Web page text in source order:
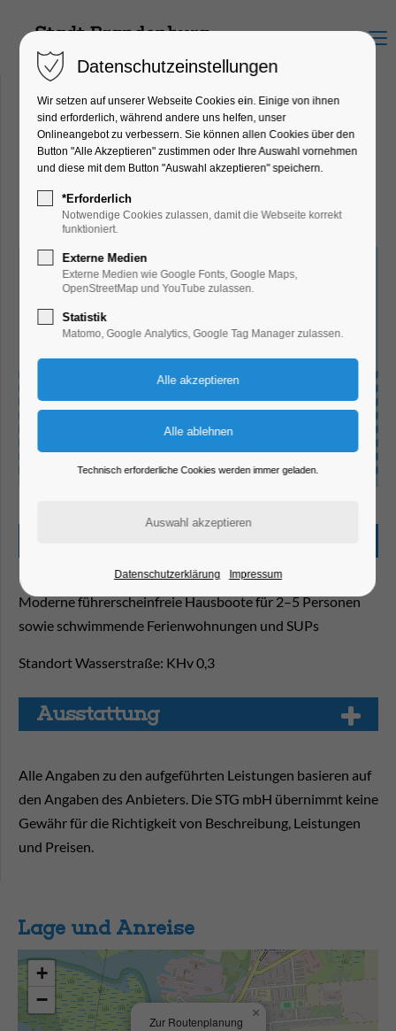
Menu
Hausbootvermietung Ketzin
Schumacherstraße 65, 14669
Ketzin
Moderne führerscheinfreie Hausboote für 2–5 Personen
sowie schwimmende Ferienwohnungen und SUPs
Standort Wasserstraße: KHv 0,3
Aus­stat­tung
Alle Angaben zu den aufgeführten Leistungen basieren auf
den Angaben des Anbieters. Die STG mbH übernimmt keine
Gewähr für die Richtigkeit von Beschreibung, Leistungen
und Preisen.
Lage und Anreise
Zur Routenplanung
×
+
−
Datenschutzeinstellungen
Wir setzen auf unserer Webseite Cookies ein. Einige von ihnen
sind erforderlich, während andere uns helfen, unser
Onlineangebot zu verbessern. Sie können allen Cookies über den
Button "Alle Akzeptieren" zustimmen oder Ihre Auswahl vornehmen
und diese mit dem Button "Auswahl akzeptieren" speichern.
*Erforderlich
Notwendige Cookies zulassen, damit die Webseite korrekt
funktioniert.
Externe Medien
Externe Medien wie Google Fonts, Google Maps,
OpenStreetMap und YouTube zulassen.
Statistik
Matomo, Google Analytics, Google Tag Manager zulassen.
Technisch erforderliche Cookies werden immer geladen.
Datenschutzerklärung Impressum